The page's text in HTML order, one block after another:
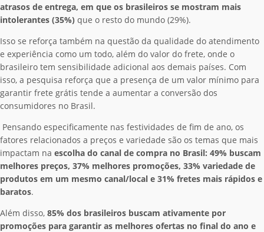
atrasos de entrega, em que os brasileiros se mostram mais
intolerantes (35%) que o resto do mundo (29%).
Isso se reforça também na questão da qualidade do atendimento
e experiência como um todo, além do valor do frete, onde o
brasileiro tem sensibilidade adicional aos demais países. Com
isso, a pesquisa reforça que a presença de um valor mínimo para
garantir frete grátis tende a aumentar a conversão dos
consumidores no Brasil.
Pensando especificamente nas festividades de fim de ano, os
fatores relacionados a preços e variedade são os temas que mais
impactam na escolha do canal de compra no Brasil: 49% buscam
melhores preços, 37% melhores promoções, 33% variedade de
produtos em um mesmo canal/local e 31% fretes mais rápidos e
baratos.
Além disso, 85% dos brasileiros buscam ativamente por
promoções para garantir as melhores ofertas no final do ano e